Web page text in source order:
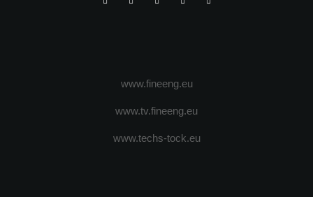
www.fineeng.eu
www.tv.fineeng.eu
www.techs-tock.eu